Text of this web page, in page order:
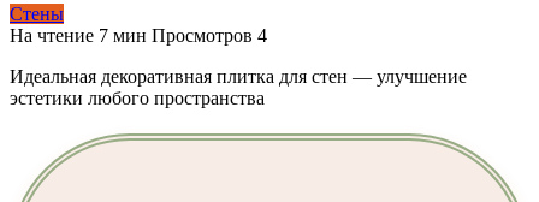
Стены
На чтение 7 мин Просмотров 4
Идеальная декоративная плитка для стен — улучшение
эстетики любого пространства